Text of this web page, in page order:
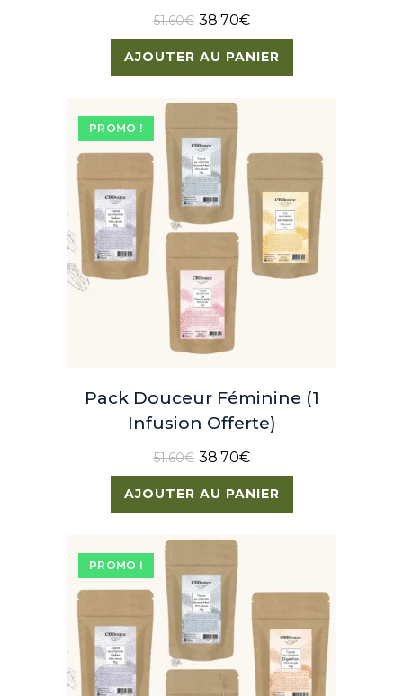
51.60€ 38.70€
AJOUTER AU PANIER
PROMO !
Pack Douceur Féminine (1
Infusion Offerte)
51.60€ 38.70€
AJOUTER AU PANIER
PROMO !